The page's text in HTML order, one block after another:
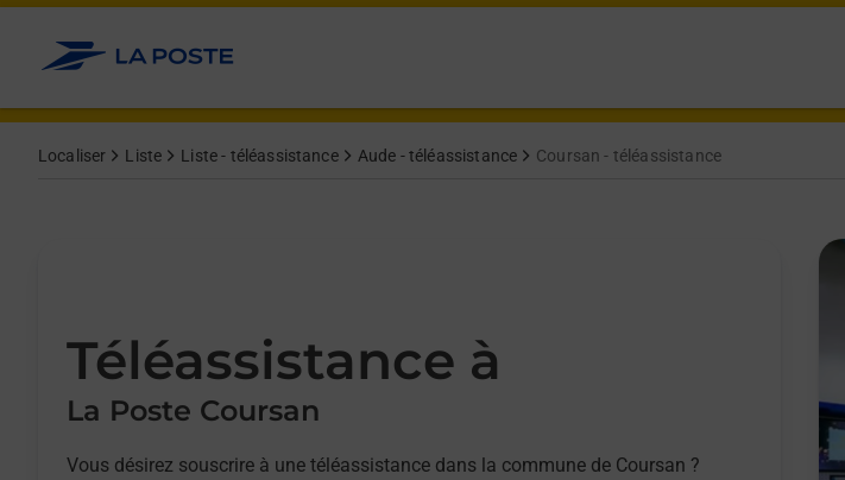
Allez au contenu
Localiser Liste Liste - téléassistance Aude - téléassistance Coursan - téléassistance
Téléassistance à
La Poste Coursan
Vous désirez souscrire à une téléassistance dans la commune de Coursan ?
Afficher ou masquer la réponse
Afficher ou masquer la réponse
Afficher ou masquer la réponse